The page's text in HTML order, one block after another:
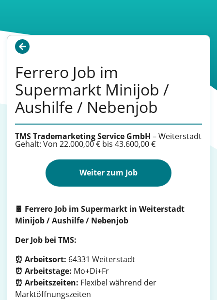
Ferrero Job im
Supermarkt Minijob /
Aushilfe / Nebenjob
TMS Trademarketing Service GmbH –Weiterstadt
Gehalt: Von 22.000,00 € bis 43.600,00 €
Weiter zum Job
🍫 Ferrero Job im Supermarkt in Weiterstadt
Minijob / Aushilfe / Nebenjob
Der Job bei TMS:
⏰ Arbeitsort: 64331 Weiterstadt
⏰ Arbeitstage: Mo+Di+Fr
⏰ Arbeitszeiten: Flexibel während der
Marktöffnungszeiten